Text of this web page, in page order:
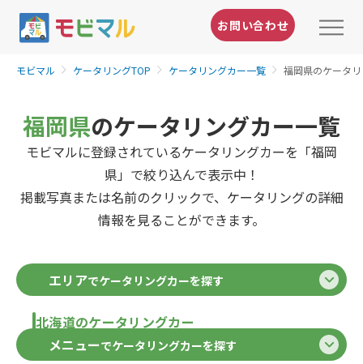
お問い合わせ
モビマル ケータリングTOP ケータリングカー一覧 福岡県のケータ
福岡県のケータリングカー一覧
モビマルに登録されているケータリングカーを「福岡
県」で絞り込んで表示中！
掲載写真または名前のクリックで、ケータリングの詳細
情報を見ることができます。
エリアでケータリングカーを探す
北海道のケータリングカー
北海道
メニューでケータリングカーを探す